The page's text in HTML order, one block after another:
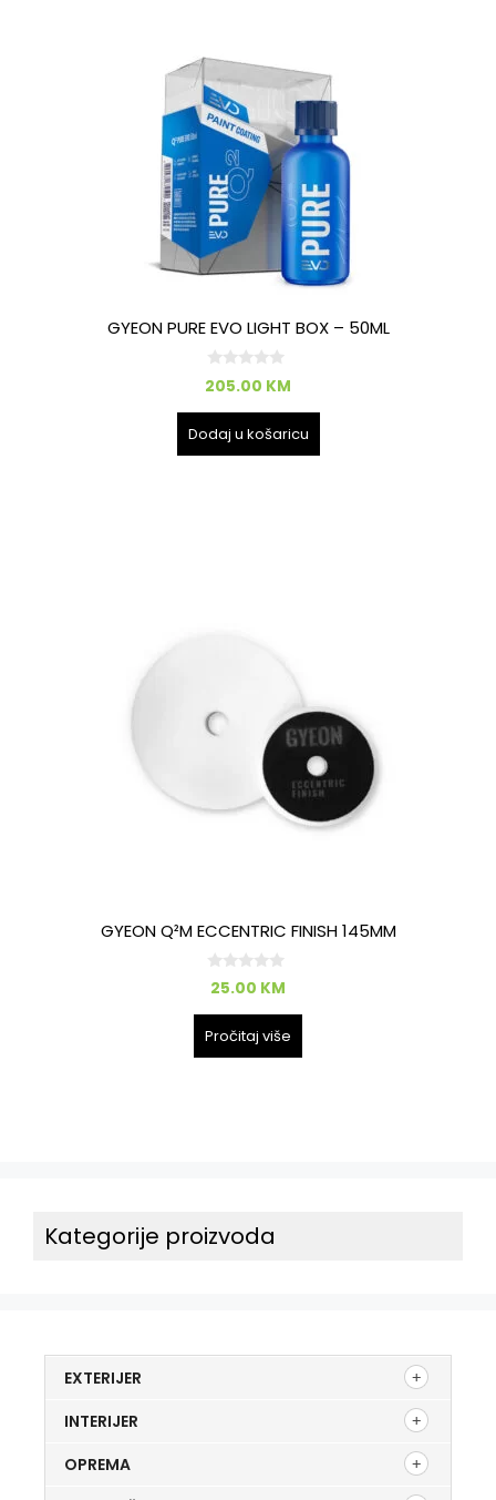
GYEON PURE EVO LIGHT BOX – 50ML
0
o
205.00 KM
Dodaj u košaricu
GYEON Q²M ECCENTRIC FINISH 145MM
0
o25.00 KM
Pročitaj više
Kategorije proizvoda
EXTERIJER
INTERIJER
OPREMA